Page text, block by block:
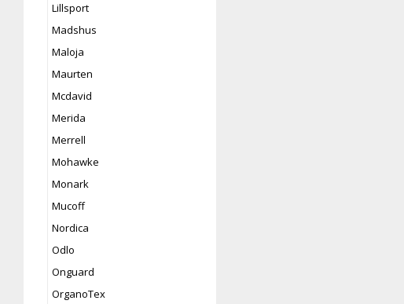
Lillsport
Madshus
Maloja
Maurten
Mcdavid
Merida
Merrell
Mohawke
Monark
Mucoff
Nordica
Odlo
Onguard
OrganoTex